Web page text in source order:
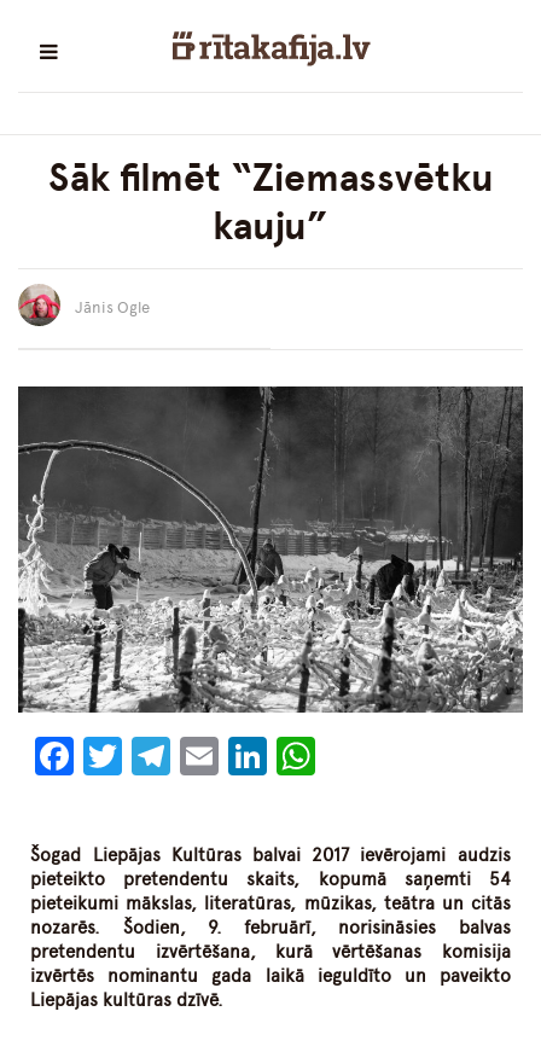
Sāk filmēt “Ziemassvētku
kauju”
Jānis Ogle
Facebook
Twitter
Telegram
EmailLinkedIn
Šogad Liepājas Kultūras balvai 2017 ievērojami audzis
pieteikto pretendentu skaits, kopumā saņemti 54
pieteikumi mākslas, literatūras, mūzikas, teātra un citās
nozarēs. Šodien, 9. februārī, norisināsies balvas
pretendentu izvērtēšana, kurā vērtēšanas komisija
izvērtēs nominantu gada laikā ieguldīto un paveikto
Liepājas kultūras dzīvē.